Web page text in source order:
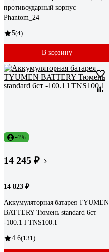
противоударный корпус
Phantom_24
5(4)
В корзину
-4%
14 245 ₽
14 823 ₽
Аккумуляторная батарея TYUMEN
BATTERY Тюмень standard 6ст
-100.1 l TNS100.1
4.6(131)